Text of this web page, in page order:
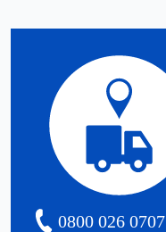
0800 026 0707